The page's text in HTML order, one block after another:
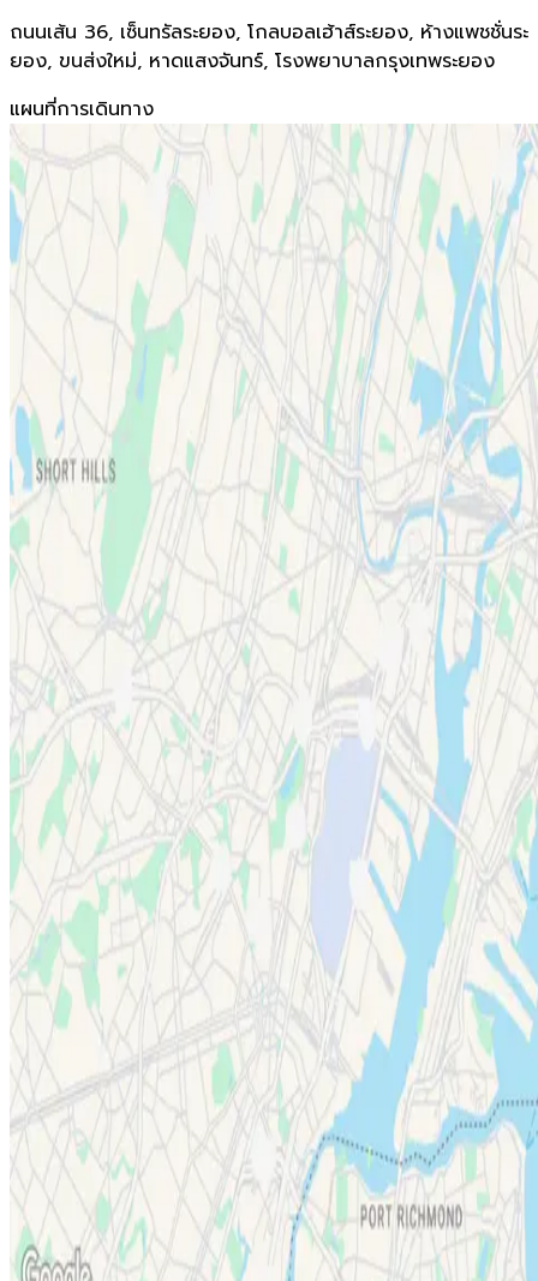
ถนนเส้น 36, เซ็นทรัลระยอง, โกลบอลเฮ้าส์ระยอง, ห้างแพชชั่นระ
ยอง, ขนส่งใหม่, หาดแสงจันทร์, โรงพยาบาลกรุงเทพระยอง
แผนที่การเดินทาง